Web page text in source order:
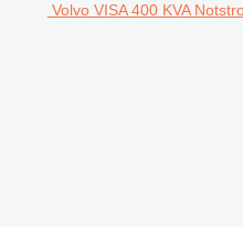
Volvo VISA 400 KVA